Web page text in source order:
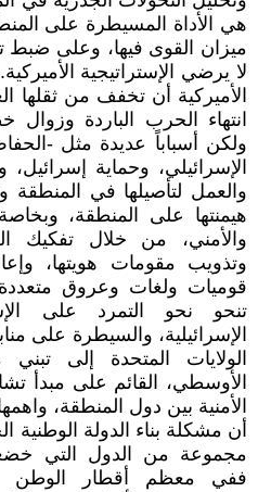
هي الأداة المسيطرة على
ميزان القوى فيها، وعلى ضبط
لا يرضي الإستراتيجية
الأميركية أن تخفف من ثقلها
انتهاء الحرب الباردة وزوال
ولكن أسباباً عديدة مثل -
الإسرائيلي، وحماية إسرائيل،
والعمل لتأصيلها في المنطقة
هيمنتها على المنطقة،
والأمني، من خلال تفكيك
وتذويب مقومات هويتها،
قوميات ولغات وعروق
تنحو نحو التمرد على
الإسرائيلية، والسيطرة على
الولايات المتحدة إلى
الأوسطي، القائم على مبدأ
الأمنية بين دول المنطقة،
أن مشكلة بناء الدولة
مجموعة من الدول التي
ففي معظم أقطار الوطن